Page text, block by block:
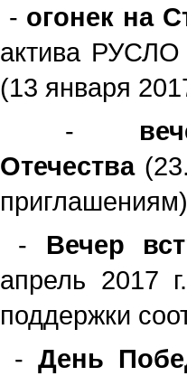
- огонек на
актива РУСЛО
(13 января
-
Отечества
приглашениям)
- Вечер
апрель 2017
поддержки
- День